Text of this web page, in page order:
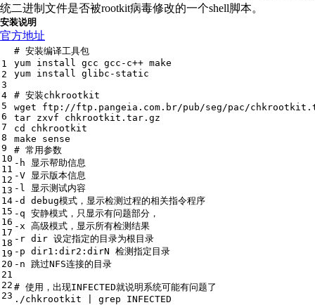
统二进制文件是否被rootkit病毒修改的一个shell脚本。
安装说明
官方地址
1
2
3
4
5
6
7
8
9
10
11
12
13
14
15
16
17
18
19
20
21
22
23
# 安装编译工具包
yum install gcc gcc-c++ make
yum install glibc-static
# 安装chkrootkit
wget ftp: //ftp.pangeia.com.br/pub/seg/pac/
tar zxvf chkrootkit.tar.gz
cd chkrootkit
make sense
# 常用参数
-h 显示帮助信息
-V 显示版本信息
-l 显示测试内容
-d debug模式，显示检测过程的相关指令程序
-q 安静模式，只显示有问题部分，
-x 高级模式，显示所有检测结果
-r dir 设定指定的目录为根目录
-p dir1:dir2:dirN 检测指定目录
-n 跳过NFS连接的目录
# 使用，出现INFECTED就说明系统可能有问题了
./chkrootkit | grep INFECTED